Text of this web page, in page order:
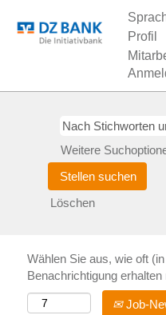
Profil
Weitere
Löschen
Wählen Sie aus, wie oft
Benachrichtigung erhalten
Job-